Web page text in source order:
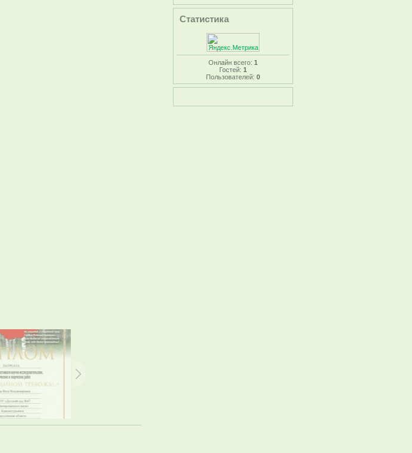
Статистика
Онлайн всего: 1
Гостей: 1
Пользователей: 0